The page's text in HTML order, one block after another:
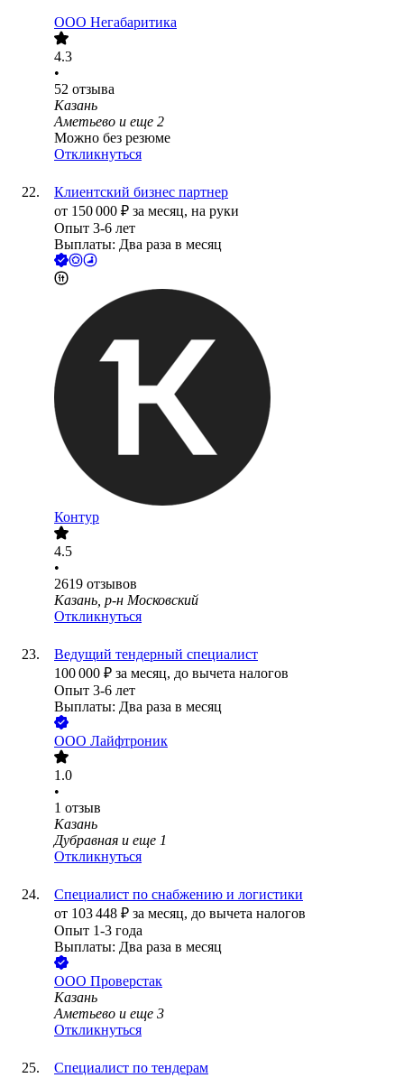
ООО Негабаритика
4.3
•
52 отзыва
Казань
Аметьево и еще 2
Можно без резюме
Откликнуться
Клиентский бизнес партнер
от 150 000 ₽ за месяц, на руки
Опыт 3-6 лет
Выплаты: Два раза в месяц
Контур
4.5
•
2619 отзывов
Казань, р-н Московский
Откликнуться
Ведущий тендерный специалист
100 000 ₽ за месяц, до вычета налогов
Опыт 3-6 лет
Выплаты: Два раза в месяц
ООО Лайфтроник
1.0
•
1 отзыв
Казань
Дубравная и еще 1
Откликнуться
Специалист по снабжению и логистики
от 103 448 ₽ за месяц, до вычета налогов
Опыт 1-3 года
Выплаты: Два раза в месяц
ООО Проверстак
Казань
Аметьево и еще 3
Откликнуться
Специалист по тендерам